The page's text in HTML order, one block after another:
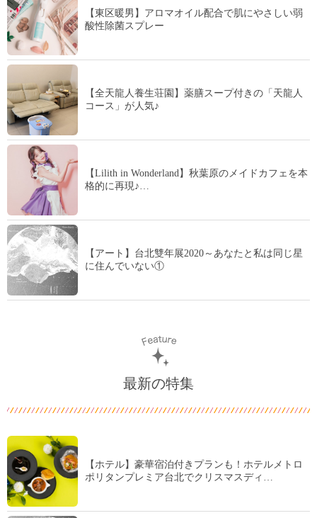
【東区暖男】アロマオイル配合で肌にやさしい弱
酸性除菌スプレー
【全天龍人養生荘園】薬膳スープ付きの「天龍人
コース」が人気♪
【Lilith in Wonderland】秋葉原のメイドカフェを本
格的に再現♪…
【アート】台北雙年展2020～あなたと私は同じ星
に住んでいない①
最新の特集
【ホテル】豪華宿泊付きプランも！ホテルメトロ
ポリタンプレミア台北でクリスマスディ…